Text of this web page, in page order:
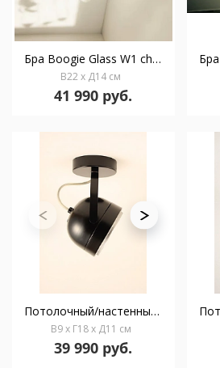
Бра Boogie Glass W1 chrome/opal
В22 x Д14 см
41 990 руб.
Потолочный/настенный светильник Boogie W1 black
В9 x Г18 x Д11 см
39 990 руб.